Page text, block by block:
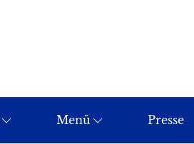
Menü Presse